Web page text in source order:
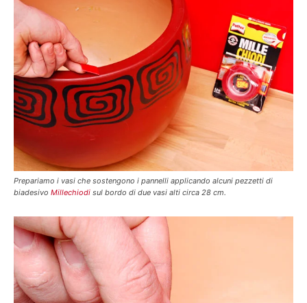
Prepariamo i vasi che sostengono i pannelli applicando alcuni pezzetti di
biadesivo Millechiodi sul bordo di due vasi alti circa 28 cm.